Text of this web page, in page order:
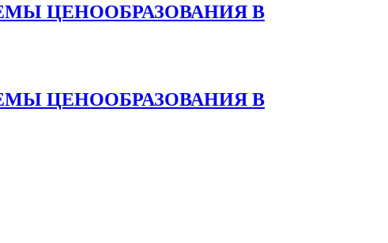
ЦЕНООБРАЗОВАНИЯ В
ЦЕНООБРАЗОВАНИЯ В